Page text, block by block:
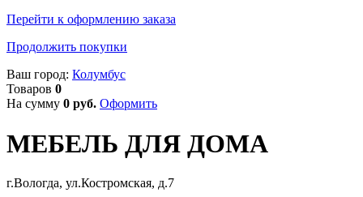
Перейти к оформлению заказа
Продолжить покупки
Ваш город: Колумбус
Товаров 0
На сумму 0 руб. Оформить
МЕБЕЛЬ ДЛЯ ДОМА
г.Вологда, ул.Костромская, д.7